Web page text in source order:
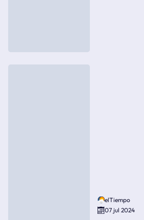
elTiempo
07 jul 2024